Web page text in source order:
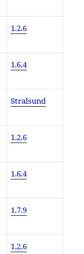
1.2.6
1.6.4
Stralsund
1.2.6
1.6.4
1.7.9
1.2.6